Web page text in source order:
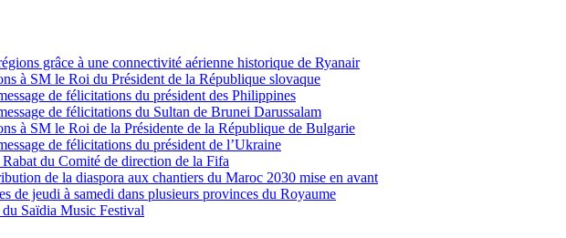
grâce à une connectivité aérienne historique de Ryanair
à SM le Roi du Président de la République slovaque
de félicitations du président des Philippines
de félicitations du Sultan de Brunei Darussalam
à SM le Roi de la Présidente de la République de Bulgarie
de félicitations du président de l’Ukraine
du Comité de direction de la Fifa
de la diaspora aux chantiers du Maroc 2030 mise en avant
de jeudi à samedi dans plusieurs provinces du Royaume
Saïdia Music Festival